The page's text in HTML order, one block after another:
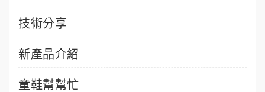
技術分享
新產品介紹
童鞋幫幫忙